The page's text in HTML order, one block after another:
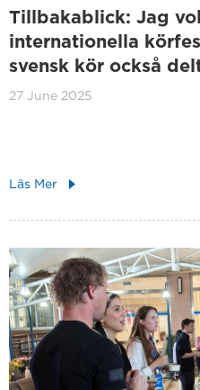
Tillbakablick: Jag
internationella
svensk kör också
27 June 2025
Läs Mer